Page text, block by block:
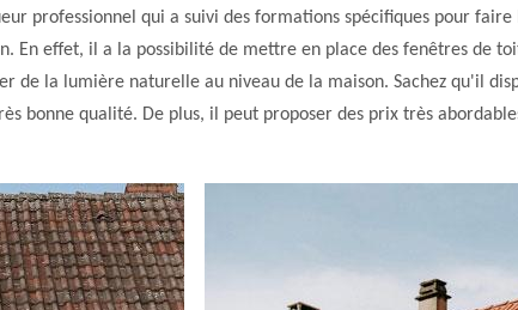
professionnel qui a suivi des formations spécifiques pour
En effet, il a la possibilité de mettre en place des fenêtres de
de la lumière naturelle au niveau de la maison. Sachez qu'il
bonne qualité. De plus, il peut proposer des prix très